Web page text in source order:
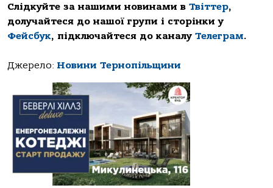
Слідкуйте за нашими новинами в Твіттер,
долучайтеся до нашої групи і сторінки у
Фейсбук, підключайтеся до каналу Телеграм.
Джерело: Новини Тернопільщини